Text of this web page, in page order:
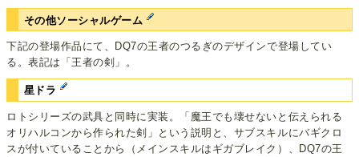
その他ソーシャルゲーム
下記の登場作品にて、DQ7の王者のつるぎのデザインで登場してい
る。表記は「王者の剣」。
星ドラ
ロトシリーズの武具と同時に実装。「魔王でも壊せないと伝えられる
オリハルコンから作られた剣」という説明と、サブスキルにバギクロ
スが付いていることから（メインスキルはギガブレイク）、DQ7の王